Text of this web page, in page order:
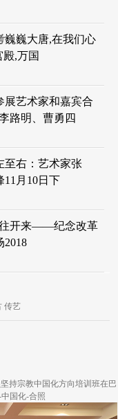
巍巍大唐,在我们心
,万国
展艺术家和嘉宾合
路明、曹勇四
至右：艺术家张
11月10日下
开来——纪念改革
2018
传艺
持宗教中国化方向培训班在巴
国化-合照